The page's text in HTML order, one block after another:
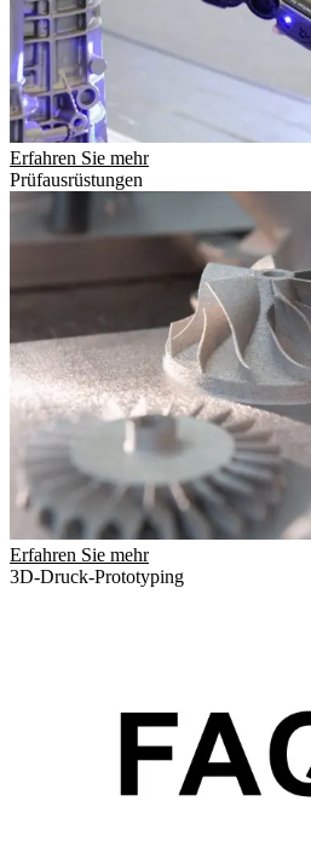
Erfahren Sie mehr
Prüfausrüstungen
Erfahren Sie mehr
3D-Druck-Prototyping